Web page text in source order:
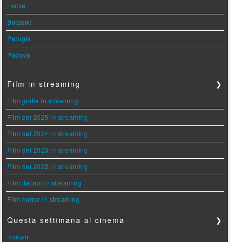
Lecce
Bolzano
Perugia
Padova
Film in streaming ❯
Film gratis in streaming
Film del 2025 in streaming
Film del 2024 in streaming
Film del 2023 in streaming
Film del 2022 in streaming
Film italiani in streaming
Film horror in streaming
Questa settimana al cinema ❯
Hokum